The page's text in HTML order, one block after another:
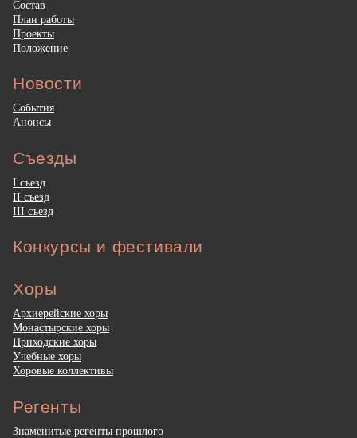
Состав
План работы
Проекты
Положение
Новости
События
Анонсы
Съезды
I съезд
II съезд
III съезд
Конкурсы и фестивали
Хоры
Архиерейские хоры
Монастырские хоры
Приходские хоры
Учебные хоры
Хоровые коллективы
Регенты
Знаменитые регенты прошлого